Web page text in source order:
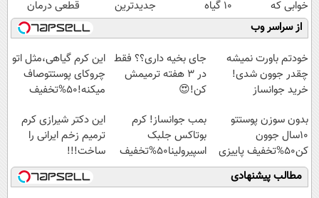
خوابی که
میلیاردر شد.
آموزش رایگان
10 گیاه
موثر(تخفیف تا
امشب)
جدیدترین
فناوری اروپا،
سبک و مقاوم |
پرداخت قسطی
قطعی درمان
کنید!
◗پرسش‌نامه◖
از سراسر وب
خودتم باورت نمیشه
چقدر جوون شدی!
خرید جوانساز
ویژه
جای بخیه داری؟؟ فقط
در 3 هفته ترمیمش
کن!😍
این کرم گیاهی،مثل اتو
چروکای پوستتوصاف
میکنه!50%تخفیف
بدون سوزن پوستتو
10سال جوون
کن50%تخفیف پاییزی
بمب جوانساز! کرم
بوتاکس جلبک
اسپیرولینا50%تخفیف
این دکتر شیرازی کرم
ترمیم زخم ایرانی را
ساخت!!!
مطالب پیشنهادی